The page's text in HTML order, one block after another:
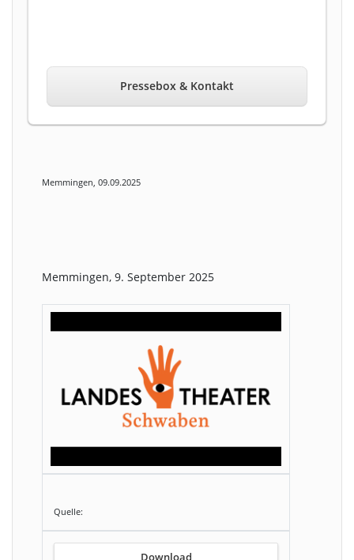
Pressebox & Kontakt
Memmingen, 09.09.2025
Memmingen, 9. September 2025
Quelle:
Download